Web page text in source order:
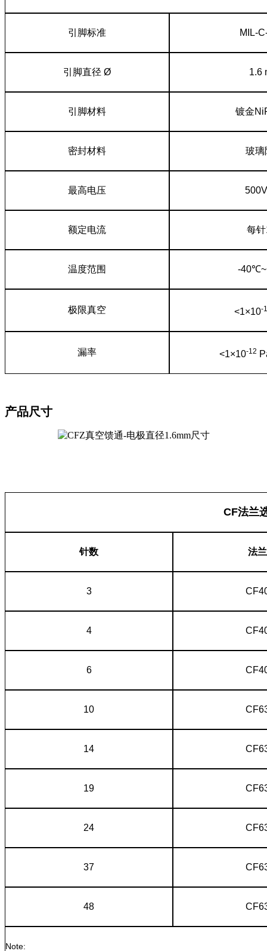
引脚标准 MIL-
引脚直径 Ø 1.6
引脚材料 镀金
密封材料 玻璃
最高电压
额定电流 每
温度范围 -
极限真空 <1×10-
漏率 <1×10-12
产品尺寸
CF法兰
针数 法兰
3
4
6
10
14
19
24
37
48
Note: